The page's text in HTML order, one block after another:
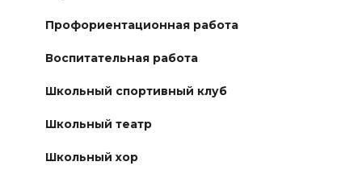
Профориентационная работа
Воспитательная работа
Школьный спортивный клуб
Школьный театр
Школьный хор